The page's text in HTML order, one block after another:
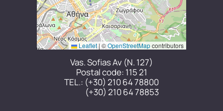
Leaflet|©OpenStreetMapcontributors
Vas. Sofias Av (N. 127)
Postal code: 115 21
TEL.: (+30) 210 64 78800
(+30) 210 64 78853